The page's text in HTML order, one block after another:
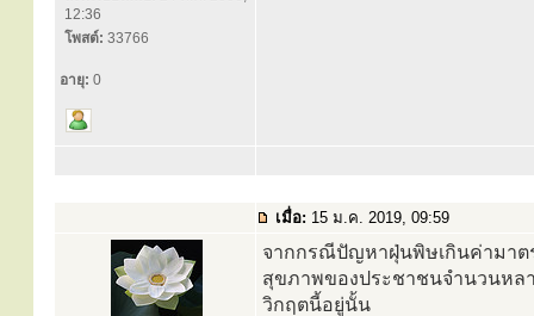
12:36
โพสต์: 33766
อายุ: 0
เมื่อ: 15 ม.ค. 2019, 09:59
จากกรณีปัญหาฝุ่นพิษเกินค่ามาต
สุขภาพของประชาชนจำนวนหล
วิกฤตนี้อยู่นั้น